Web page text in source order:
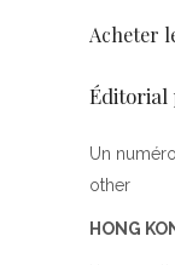
Acheter
Éditorial
Un
other
HONG